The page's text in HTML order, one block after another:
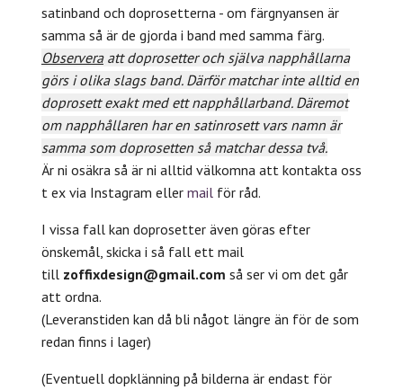
satinband och doprosetterna - om färgnyansen är
samma så är de gjorda i band med samma färg.
Observeraatt doprosetter och själva napphållarna
görs i olika slags band. Därför matchar inte alltid en
doprosett exakt med ett napphållarband. Däremot
om napphållaren har en satinrosett vars namn är
samma som doprosetten så matchar dessa två.
Är ni osäkra så är ni alltid välkomna att kontakta oss
t ex via Instagram eller mail för råd.
I vissa fall kan doprosetter även göras efter
önskemål, skicka i så fall ett mail
till zoffixdesign@gmail.com så ser vi om det går
att ordna.
(Leveranstiden kan då bli något längre än för de som
redan finns i lager)
(Eventuell dopklänning på bilderna är endast för